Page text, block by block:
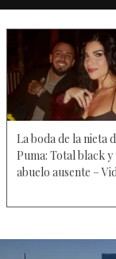
La boda de la nieta
Puma: Total black y
abuelo ausente –